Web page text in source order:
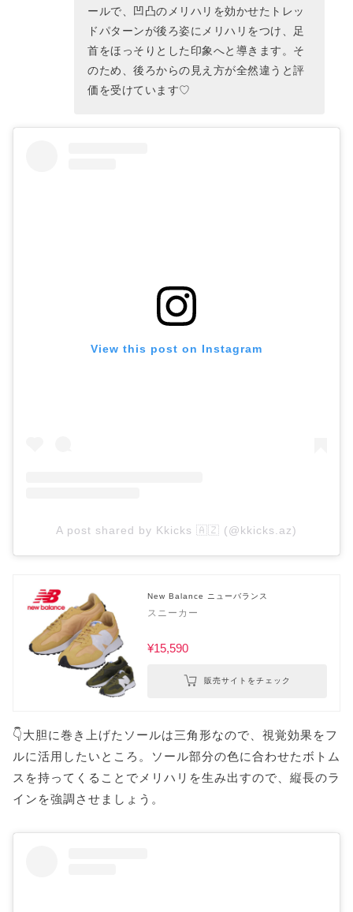
ールで、凹凸のメリハリを効かせたトレッ
ドパターンが後ろ姿にメリハリをつけ、足
首をほっそりとした印象へと導きます。そ
のため、後ろからの見え方が全然違うと評
価を受けています♡
View this post on Instagram
A post shared by Kkicks 🇦🇿 (@kkicks.az)
New Balance ニューバランス
スニーカー
¥15,590
販売サイトをチェック
👇大胆に巻き上げたソールは三角形なので、視覚効果をフ
ルに活用したいところ。ソール部分の色に合わせたボトム
スを持ってくることでメリハリを生み出すので、縦長のラ
インを強調させましょう。